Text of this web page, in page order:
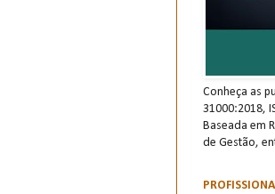
Conheça as
31000:2018,
Baseada em
de Gestão,